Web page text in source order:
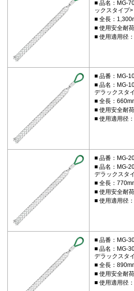
品名：MG-
ックスタイプ>
全長：
使用安全耐
使用適用径
品番：MG-
品名：MG-
デラックスタ
全長：
使用安全耐
使用適用径
品番：MG-
品名：MG-
デラックスタ
全長：
使用安全耐
使用適用径
品番：MG-
品名：MG-
デラックスタ
全長：
使用安全耐
使用適用径